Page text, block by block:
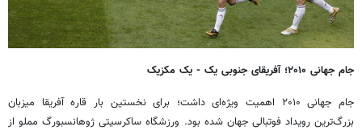
جام جهانی ۲۰۱۰؛ آفریقای جنوبی یک - یک مکزیک
جام جهانی ۲۰۱۰ اهمیت ویژه‌ای داشت؛ برای نخستین بار قاره آفریقا میزبان
بزرگ‌ترین رویداد فوتبالی جهان شده بود. ورزشگاه ساکرسیتی ژوهانسبورگ مملو از